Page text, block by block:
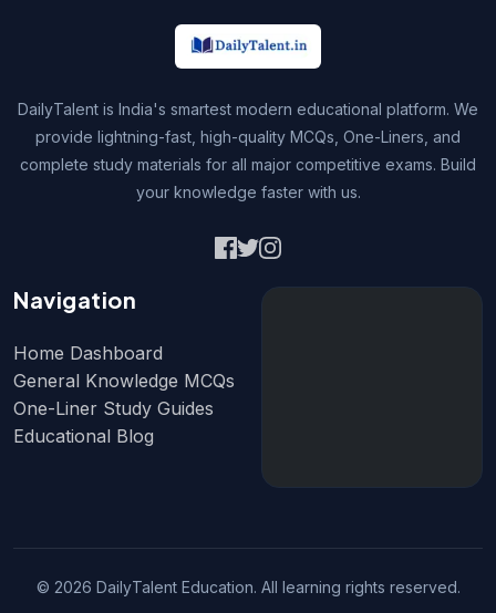
DailyTalent is India's smartest modern educational platform. We
provide lightning-fast, high-quality MCQs, One-Liners, and
complete study materials for all major competitive exams. Build
your knowledge faster with us.
Navigation
Home Dashboard
General Knowledge MCQs
One-Liner Study Guides
Educational Blog
© 2026 DailyTalent Education. All learning rights reserved.